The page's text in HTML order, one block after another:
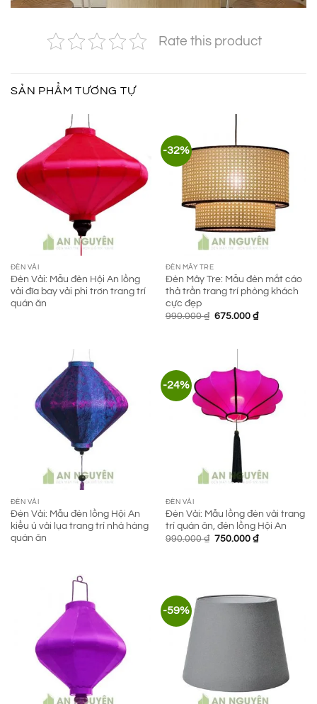
Rate this product
SẢN PHẨM TƯƠNG TỰ
ĐÈN VẢI
Đèn Vải: Mẫu đèn Hội An lồng
vải đĩa bay vải phi trơn trang trí
quán ăn
-32%
ĐÈN MÂY TRE
Đèn Mây Tre: Mẫu đèn mắt cáo
thả trần trang trí phòng khách
cực đẹp
990.000₫ Giá
675.000 ₫Giá
ĐÈN VẢI
Đèn Vải: Mẫu đèn lồng Hội An
kiểu ú vải lụa trang trí nhà hàng
quán ăn
-24%
ĐÈN VẢI
Đèn Vải: Mẫu lồng đèn vải trang
trí quán ăn, đèn lồng Hội An
990.000₫ Giá
750.000 ₫Giá
-59%